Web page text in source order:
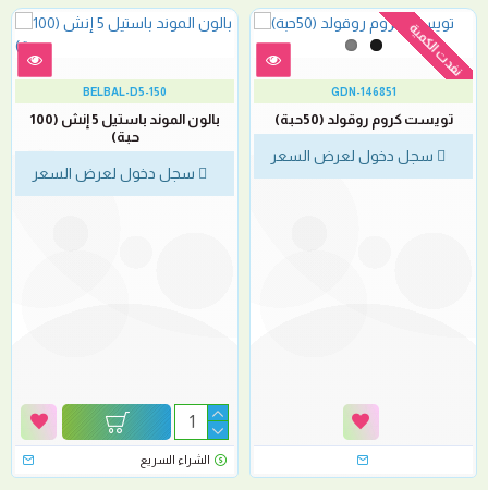
نفدت الكمية
GDN-146851
تويست كروم روقولد (50حبة)
سجل دخول لعرض السعر
BELBAL-D5-150
بالون الموند باستيل 5 إنش (100
حبة)
سجل دخول لعرض السعر
الشراء السريع